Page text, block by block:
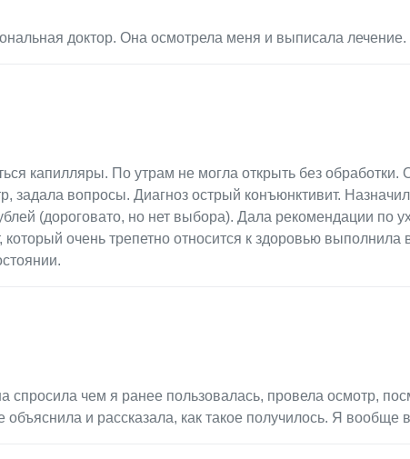
доктор. Она осмотрела меня и выписала лечение.
капилляры. По утрам не могла открыть без обработки.
задала вопросы. Диагноз острый конъюнктивит.
(дороговато, но нет выбора). Дала рекомендации по
очень трепетно относится к здоровью выполнила
чем я ранее пользовалась, провела осмотр,
объяснила и рассказала, как такое получилось. Я вообще